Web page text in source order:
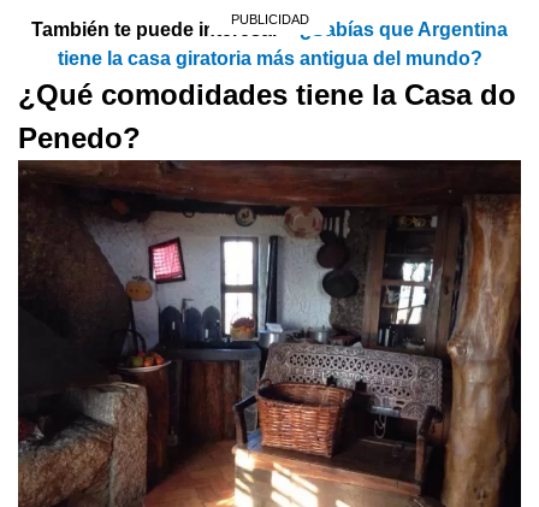
También te puede interesar >¿Sabías que Argentina
tiene la casa giratoria más antigua del mundo?
¿Qué comodidades tiene la Casa do
Penedo?